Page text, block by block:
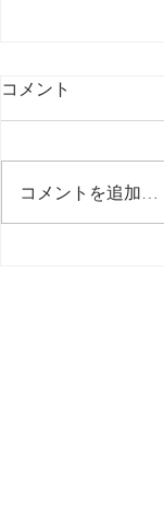
最後の日記です
コメント
コメントを追加…